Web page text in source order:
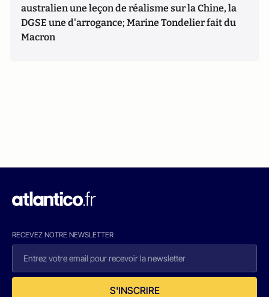
australien une leçon de réalisme sur la Chine, la
DGSE une d'arrogance; Marine Tondelier fait du
Macron
RECEVEZ NOTRE NEWSLETTER
S'INSCRIRE